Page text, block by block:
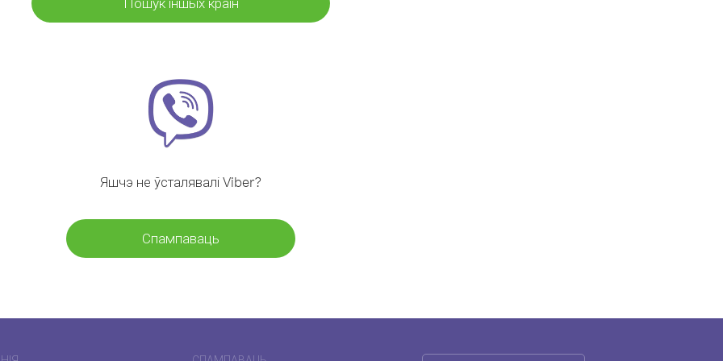
Яшчэ не ўсталявалі Viber?
Спампаваць